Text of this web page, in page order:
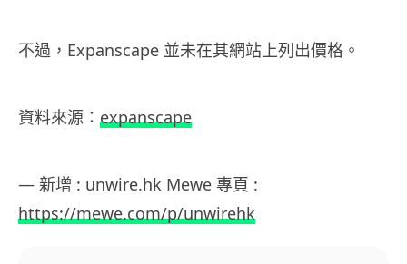
不過，Expanscape 並未在其網站上列出價格。
資料來源： expanscape
— 新增 : unwire.hk Mewe 專頁 :
https://mewe.com/p/unwirehk